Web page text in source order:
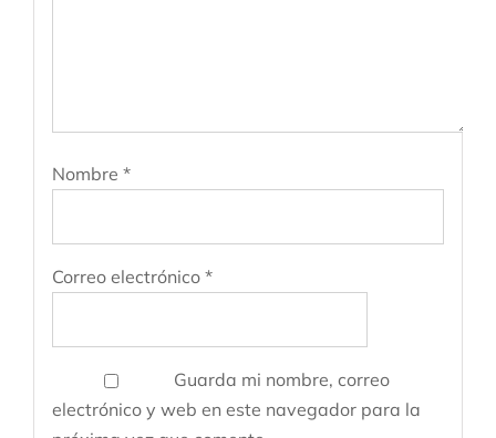
Nombre *
Correo electrónico *
Guarda mi nombre, correo
electrónico y web en este navegador para la